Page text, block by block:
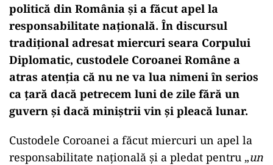
politică din România şi a făcut apel la
responsabilitate națională. În discursul
tradițional adresat miercuri seara Corpului
Diplomatic, custodele Coroanei Române a
atras atenţia că nu ne va lua nimeni în serios
ca ţară dacă petrecem luni de zile fără un
guvern și dacă miniștrii vin și pleacă lunar.
Custodele Coroanei a făcut miercuri un apel la
responsabilitate naţională şi a pledat pentru „un